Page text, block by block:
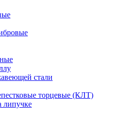
стали
торцевые (КЛТ)
липучке